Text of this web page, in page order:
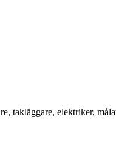
takläggare, elektriker,